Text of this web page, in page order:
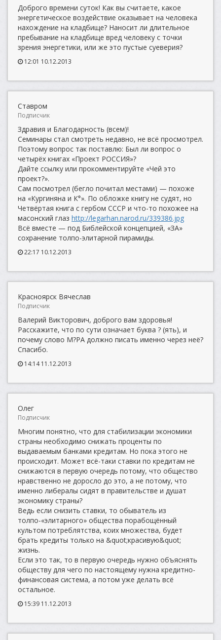
Доброго времени суток! Как вы считаете, какое
энергетическое воздействие оказывает на человека
нахождение на кладбище? Наносит ли длительное
пребывание на кладбище вред человеку с точки
зрения энергетики, или же это пустые суеверия?
12:01 10.12.2013
Ставром
Подписчик
Здравия и Благодарность (всем)!
Семинары стал смотреть недавно, не всё просмотрел.
Поэтому вопрос так поставлю: Был ли вопрос о
четырёх книгах «Проект РОССИЯ»?
Дайте ссылку или прокомментируйте «Чей это
проект?».
Сам посмотрел (бегло почитал местами) — похоже
на «Кургиняна и К°». По обложке книгу не судят, но
Четвёртая книга с гербом СССР и что-то похожее на
масонский глаз http://legarhan.narod.ru/339386.jpg
Всё вместе — под Библейской концепцией, «ЗА»
сохранение толпо-элитарной пирамиды.
22:17 10.12.2013
Красноярск Вячеслав
Подписчик
Валерий Викторович, доброго вам здоровья!
Расскажите, что по сути означает буква ? (ять), и
почему слово М?РА должно писать именно через неё?
Спасибо.
14:14 11.12.2013
Олег
Подписчик
Многим понятно, что для стабилизации экономики
страны необходимо снижать проценты по
выдаваемым банками кредитам. Но пока этого не
происходит. Может всё-таки ставки по кредитам не
снижаются в первую очередь потому, что общество
нравственно не доросло до это, а не потому, что
именно либералы сидят в правительстве и душат
экономику страны?
Ведь если снизить ставки, то обыватель из
толпо-«элитарного» общества порабощённый
культом потреблятства, коих множества, будет
брать кредиты только на &quot;красивую&quot;
жизнь.
Если это так, то в первую очередь нужно объяснять
обществу для чего по настоящему нужна кредитно-
финансовая система, а потом уже делать всё
остальное.
15:39 11.12.2013